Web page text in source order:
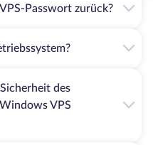
Passwort zurück?
des
VPS